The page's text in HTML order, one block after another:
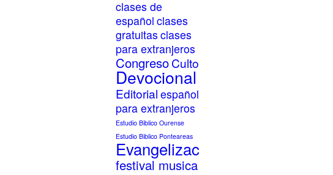
clases de
español clases
gratuitas clases
para extranjeros
CongresoCulto
Devocional
Editorial español
para extranjeros
Estudio Biblico Ourense
Estudio Biblico Ponteareas
Evangelización
festival musica